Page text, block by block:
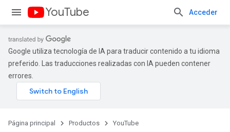
YouTube Acceder
Google utiliza tecnología de IA para traducir contenido a tu idioma
preferido. Las traducciones realizadas con IA pueden contener
errores.
Página principal Productos
YouTube